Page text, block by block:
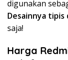
digunakan
Desainnya tipis
saja!
Harga